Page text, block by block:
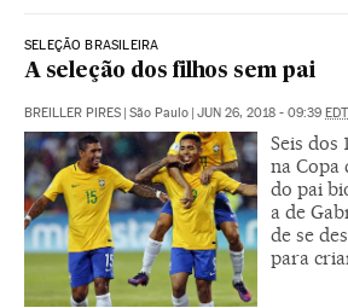
SELEÇÃO BRASILEIRA
A seleção dos filhos sem pai
BREILLER PIRES | São Paulo | JUN 26, 2018 - 09:39 EDT
Seis dos
na Copa
do pai
a de
de se
para